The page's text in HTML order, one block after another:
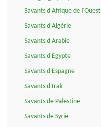
Savants d'Afrique de l'Ouest
Savants d'Algérie
Savants d'Arabie
Savants d'Egypte
Savants d'Espagne
Savants d'Irak
Savants de Palestine
Savants de Syrie